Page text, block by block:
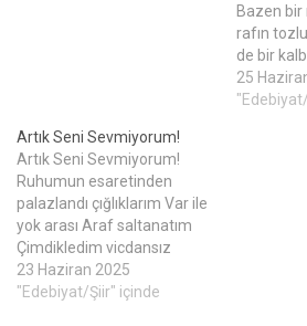
Bazen
rafın
de bir
Ama en
25
Artık Seni Sevmiyorum!
Artık Seni Sevmiyorum!
Ruhumun esaretinden
palazlandı çığlıklarım Var ile
yok arası Araf saltanatım
Çimdikledim vicdansız
yürekleri İntikam almaktı
maksadım Yüreğimde
23 Haziran 2025
"Edebiyat/Şiir" içinde